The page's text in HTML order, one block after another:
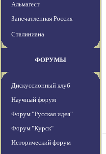
Альмагест
Запечатленная Россия
Сталиниана
ФОРУМЫ
Дискуссионный клуб
Научный форум
Форум "Русская идея"
Форум "Курск"
Исторический форум